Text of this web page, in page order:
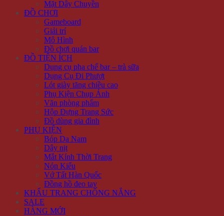
Mặt Dây Chuyền
ĐỒ CHƠI
Gameboard
Giải trí
Mô Hình
Đồ chơi quán bar
ĐỒ TIỆN ÍCH
Dụng cụ pha chế bar – trà sữa
Dụng Cụ Đi Phượt
Lót giày tăng chiều cao
Phụ Kiện Chụp Ảnh
Văn phòng phẩm
Hộp Đựng Trang Sức
Đồ dùng gia đình
PHỤ KIỆN
Bóp Da Nam
Dây nịt
Mắt Kính Thời Trang
Nón Kiểu
Vớ Tất Hàn Quốc
Đồng hồ đeo tay
KHẨU TRANG CHỐNG NẮNG
SALE
HÀNG MỚI